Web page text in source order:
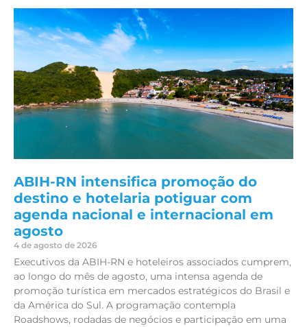
ABIH-RN intensifica promoção do
destino e hotelaria potiguar com
agenda nacional e internacional em
agosto
4 de agosto de 2026
Executivos da ABIH-RN e hoteleiros associados cumprem,
ao longo do mês de agosto, uma intensa agenda de
promoção turística em mercados estratégicos do Brasil e
da América do Sul. A programação contempla
Roadshows, rodadas de negócios e participação em uma